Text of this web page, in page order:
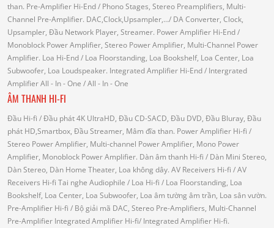
than. Pre-Amplifier Hi-End/ Phono Stages, Stereo Preamplifiers, Multi-
Channel Pre-Amplifier. DAC,Clock,Upsampler,.../ DA Converter, Clock,
Upsampler, Đầu Network Player, Streamer. Power Amplifier Hi-End/
Monoblock Power Amplifier, Stereo Power Amplifier, Multi-Channel Power
Amplifier. Loa Hi-End/ Loa Floorstanding, Loa Bookshelf, Loa Center, Loa
Subwoofer, Loa Loudspeaker. Integrated Amplifier Hi-End/ Intergrated
AmplifierAll - In - One / All - In - One
ÂM THANH HI-FI
Đầu Hi-fi / Đầu phát 4K UltraHD, Đầu CD-SACD, Đầu DVD, Đầu Bluray, Đầu
phát HD,Smartbox, Đầu Streamer, Mâm đĩa than. Power Amplifier Hi-fi /
Stereo Power Amplifier, Multi-channel Power Amplifier, Mono Power
Amplifier, Monoblock Power Amplifier. Dàn âm thanh Hi-fi / Dàn Mini Stereo,
Dàn Stereo, Dàn Home Theater, Loa không dây. AV Receivers Hi-fi / AV
Receivers Hi-fi Tai nghe Audiophile / Loa Hi-fi / Loa Floorstanding, Loa
Bookshelf, Loa Center, Loa Subwoofer, Loa âm tường âm trần, Loa sân vườn.
Pre-Amplifier Hi-fi / Bộ giải mã DAC, Stereo Pre-Amplifiers, Multi-Channel
Pre-Amplifier Integrated Amplifier Hi-fi/ Integrated Amplifier Hi-fi.